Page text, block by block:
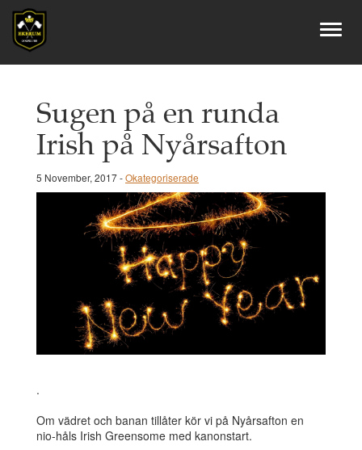
Sugen på en runda
Irish på Nyårsafton
5 November, 2017 -Okategoriserade
.
Om vädret och banan tillåter kör vi på Nyårsafton en
nio-håls Irish Greensome med kanonstart.